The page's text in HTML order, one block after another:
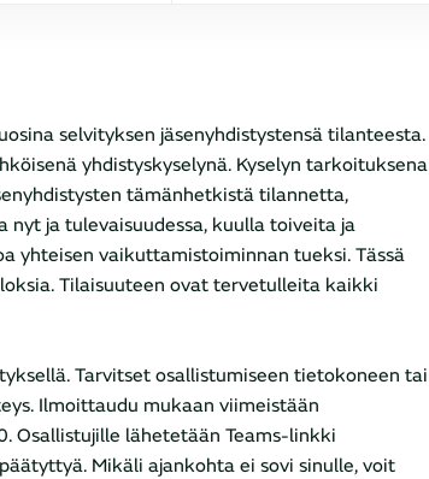
selvityksen jäsenyhdistystensä tilanteesta.
yhdistyskyselynä. Kyselyn tarkoituksena
tämänhetkistä tilannetta,
ja tulevaisuudessa, kuulla toiveita ja
yhteisen vaikuttamistoiminnan tueksi. Tässä
Tilaisuuteen ovat tervetulleita kaikki
Tarvitset osallistumiseen tietokoneen tai
Ilmoittaudu mukaan viimeistään
Osallistujille lähetetään Teams-linkki
Mikäli ajankohta ei sovi sinulle, voit